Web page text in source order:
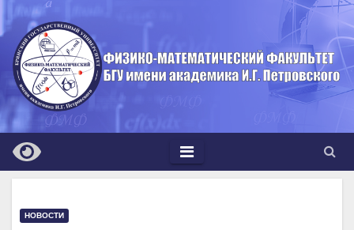
Перейти
к
содержимому
НОВОСТИ